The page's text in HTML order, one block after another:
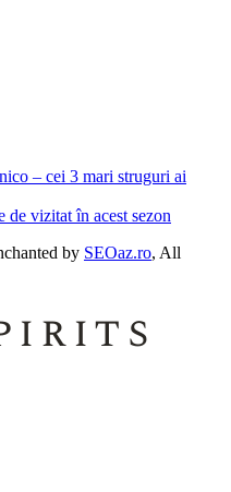
– cei 3 mari struguri ai
vizitat în acest sezon
by SEOaz.ro, All